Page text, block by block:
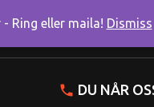
Varukorgen
DU NÅR
Ring eller maila! Dismiss